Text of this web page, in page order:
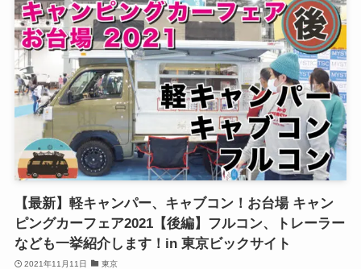
【最新】軽キャンパー、キャブコン！お台場 キャン
ピングカーフェア2021【後編】フルコン、トレーラー
なども一挙紹介します！in 東京ビックサイト
2021年11月11日 東京